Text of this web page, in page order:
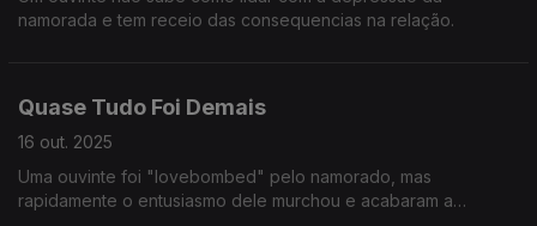
namorada e tem receio das consequencias na relação.
Quase Tudo Foi Demais
16 out. 2025
Uma ouvinte foi "lovebombed" pelo namorado, mas
rapidamente o entusiasmo dele murchou e acabaram a